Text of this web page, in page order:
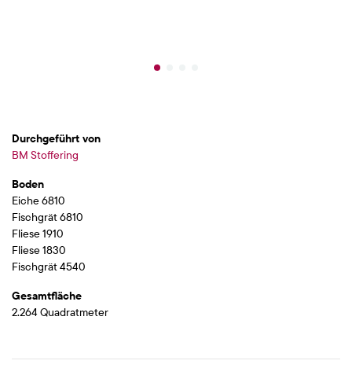
Durchgeführt von
BM Stoffering
Boden
Eiche 6810
Fischgrät 6810
Fliese 1910
Fliese 1830
Fischgrät 4540
Gesamtfläche
2.264 Quadratmeter